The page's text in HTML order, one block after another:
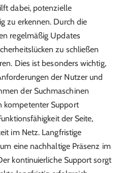
dabei, potenzielle
zu erkennen. Durch die
regelmäßig Updates
zu schließen
Dies ist besonders wichtig,
der Nutzer und
der Suchmaschinen
kompetenter Support
der Seite,
im Netz. Langfristige
eine nachhaltige Präsenz im
kontinuierliche Support sorgt